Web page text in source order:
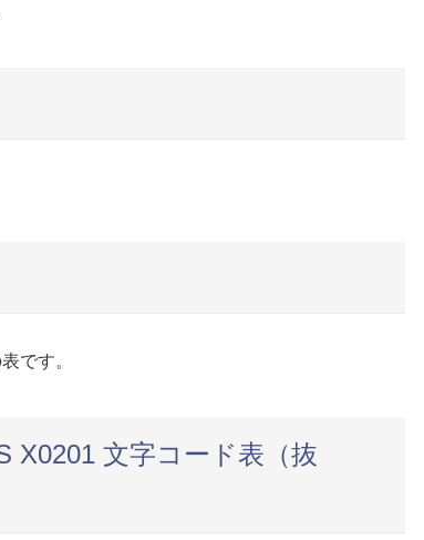
です。
X0201 文字コード表（抜